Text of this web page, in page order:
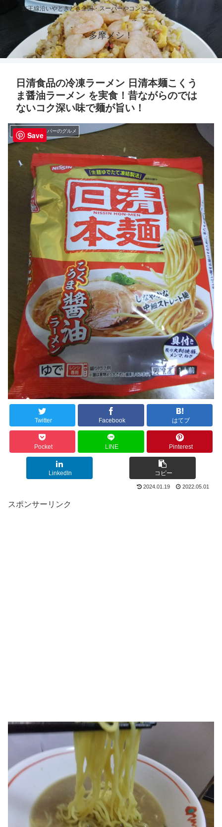
京王線沿いやときどき全国・スーパーやコンビニのグルメを紹介！
多摩メシ！
日清食品の冷凍ラーメン 日清本麺こくう
ま醤油ラーメン を実食！昔ながらのでは
ないコク深い味で麺が旨い！
コンビニ・スーパーのグルメ
Twitter Facebook はてブ
Pocket LINE Pinterest
LinkedIn コピー
2024.01.19 2022.05.01
スポンサーリンク
Save